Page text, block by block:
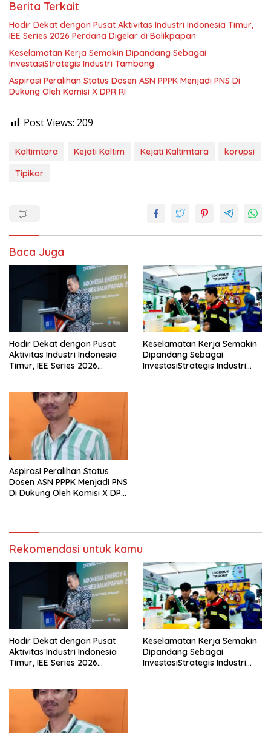
Berita Terkait
Hadir Dekat dengan Pusat Aktivitas Industri Indonesia Timur,
IEE Series 2026 Perdana Digelar di Balikpapan
Keselamatan Kerja Semakin Dipandang Sebagai
InvestasiStrategis Industri Tambang
Aspirasi Peralihan Status Dosen ASN PPPK Menjadi PNS Di
Dukung Oleh Komisi X DPR RI
Post Views: 209
Kaltimtara Kejati Kaltim Kejati Kaltimtara
korupsi
Tipikor
Baca Juga
Hadir Dekat dengan Pusat
Aktivitas Industri Indonesia
Timur, IEE Series 2026
Keselamatan Kerja Semakin
Dipandang Sebagai
InvestasiStrategis Industri
Aspirasi Peralihan Status
Dosen ASN PPPK Menjadi PNS
Di Dukung Oleh Komisi X DPR
Rekomendasi untuk kamu
Hadir Dekat dengan Pusat
Aktivitas Industri Indonesia
Timur, IEE Series 2026
Keselamatan Kerja Semakin
Dipandang Sebagai
InvestasiStrategis Industri